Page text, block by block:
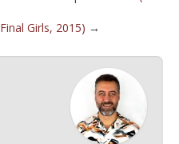
Final Girls, 2015) →